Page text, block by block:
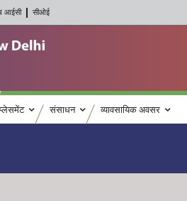
आईसी सीओई
प्लेसमेंट संसाधन व्यावसायिक अवसर